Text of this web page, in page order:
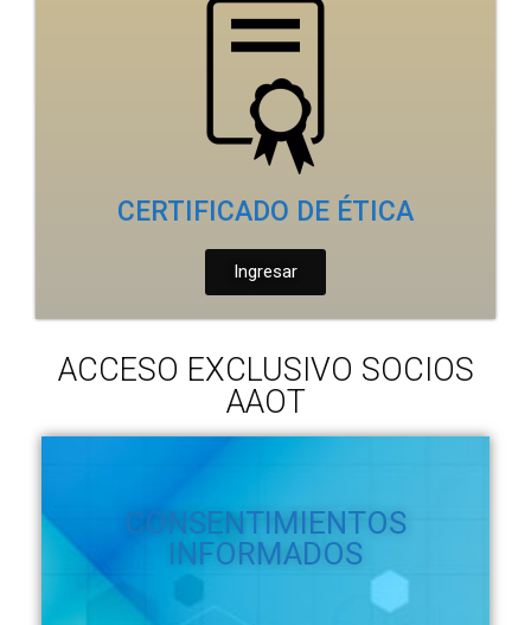
CERTIFICADO DE ÉTICA
Ingresar
ACCESO EXCLUSIVO SOCIOS
AAOT
CONSENTIMIENTOS
INFORMADOS